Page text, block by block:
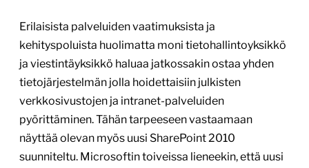
Erilaisista palveluiden vaatimuksista ja
kehityspoluista huolimatta moni tietohallintoyksikkö
ja viestintäyksikkö haluaa jatkossakin ostaa yhden
tietojärjestelmän jolla hoidettaisiin julkisten
verkkosivustojen ja intranet-palveluiden
pyörittäminen. Tähän tarpeeseen vastaamaan
näyttää olevan myös uusi SharePoint 2010
suunniteltu. Microsoftin toiveissa lieneekin, että uusi